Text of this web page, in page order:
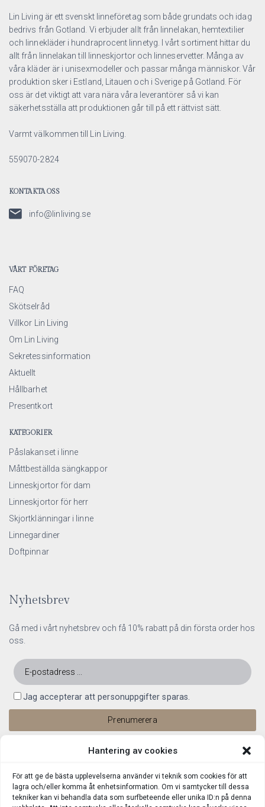
Hantering av cookies
För att ge de bästa upplevelserna använder vi teknik som cookies för att
lagra och/eller komma åt enhetsinformation. Om vi samtycker till dessa
tekniker kan vi behandla data som surfbeteende eller unika ID:n på denna
Lin Living är ett svenskt linneföretag som både grundats och idag
bedrivs från Gotland. Vi erbjuder allt från linnelakan, hemtextilier
och linnekläder i hundraprocent linnetyg. I vårt sortiment hittar du
allt från linnelakan till linneskjortor och linneservetter. Många av
våra kläder är i unisexmodeller och passar många människor. Vår
produktion sker i Estland, Litauen och i Sverige på Gotland. För
oss är det viktigt att vara nära våra leverantörer så vi kan
säkerhetsställa att produktionen går till på ett rättvist sätt.
Varmt välkommen till Lin Living.
559070-2824
KONTAKTA OSS
info@linliving.se
VÅRT FÖRETAG
FAQ
Skötselråd
Villkor Lin Living
Om Lin Living
Sekretessinformation
Aktuellt
Hållbarhet
Presentkort
KATEGORIER
Påslakanset i linne
Måttbeställda sängkappor
Linneskjortor för dam
Linneskjortor för herr
Skjortklänningar i linne
Linnegardiner
Doftpinnar
Nyhetsbrev
Gå med i vårt nyhetsbrev och få 10% rabatt på din första order hos
oss.
Jag accepterar att personuppgifter sparas.